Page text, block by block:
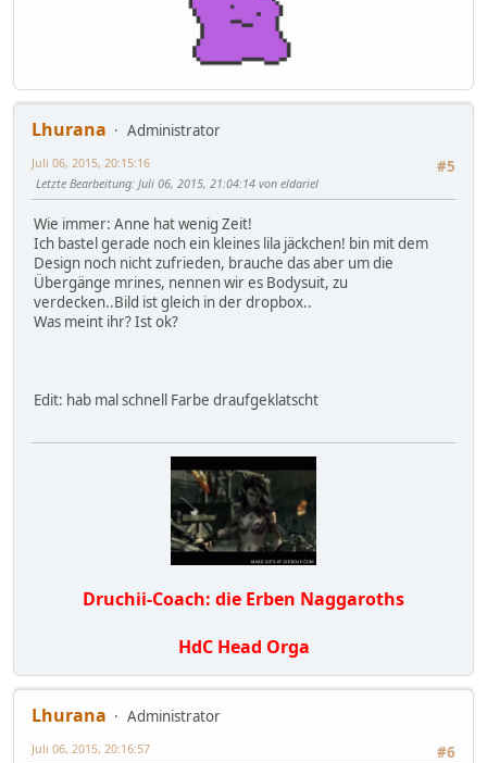
Lhurana
Administrator
#5
Juli 06, 2015, 20:15:16
Letzte Bearbeitung: Juli 06, 2015, 21:04:14 von eldariel
Wie immer: Anne hat wenig Zeit!
Ich bastel gerade noch ein kleines lila jäckchen! bin mit dem
Design noch nicht zufrieden, brauche das aber um die
Übergänge mrines, nennen wir es Bodysuit, zu
verdecken..Bild ist gleich in der dropbox..
Was meint ihr? Ist ok?
Edit: hab mal schnell Farbe draufgeklatscht
Druchii-Coach: die Erben Naggaroths
HdC Head Orga
Lhurana
Administrator
#6
Juli 06, 2015, 20:16:57